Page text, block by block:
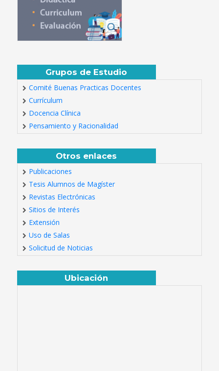
Grupos de Estudio
Comité Buenas Practicas Docentes
Currículum
Docencia Clínica
Pensamiento y Racionalidad
Otros enlaces
Publicaciones
Tesis Alumnos de Magíster
Revistas Electrónicas
Sitios de Interés
Extensión
Uso de Salas
Solicitud de Noticias
Ubicación